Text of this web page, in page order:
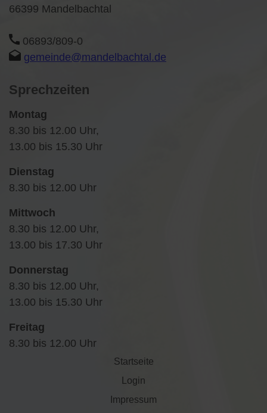
66399 Mandelbachtal
06893/809-0
gemeinde@mandelbachtal.de
Sprechzeiten
Montag
8.30 bis 12.00 Uhr,
13.00 bis 15.30 Uhr
Dienstag
8.30 bis 12.00 Uhr
Mittwoch
8.30 bis 12.00 Uhr,
13.00 bis 17.30 Uhr
Donnerstag
8.30 bis 12.00 Uhr,
13.00 bis 15.30 Uhr
Freitag
8.30 bis 12.00 Uhr
Startseite
Login
Impressum